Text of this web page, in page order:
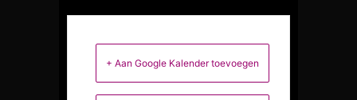
+ Aan Google Kalender toevoegen